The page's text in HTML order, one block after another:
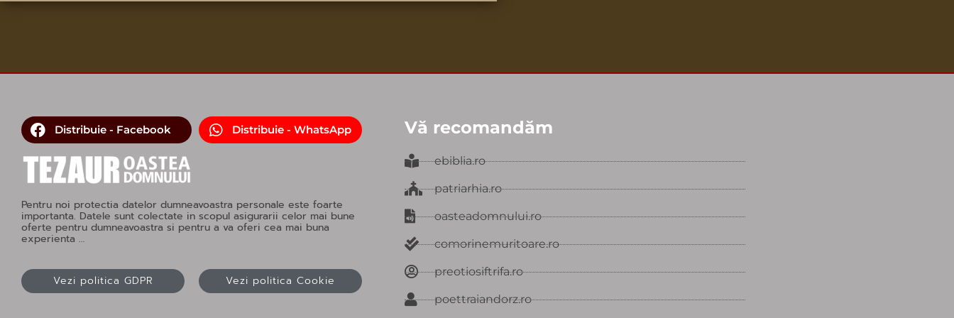
or
Distribuie - Facebook Distribuie - WhatsApp
Pentru noi protectia datelor dumneavoastra personale este foarte
importanta. Datele sunt colectate in scopul asigurarii celor mai bune
oferte pentru dumneavoastra si pentru a va oferi cea mai buna
experienta …
Vezi politica GDPR Vezi politica Cookie
Vă recomandăm
ebiblia.ro
patriarhia.ro
oasteadomnului.ro
comorinemuritoare.ro
preotiosiftrifa.ro
poettraiandorz.ro